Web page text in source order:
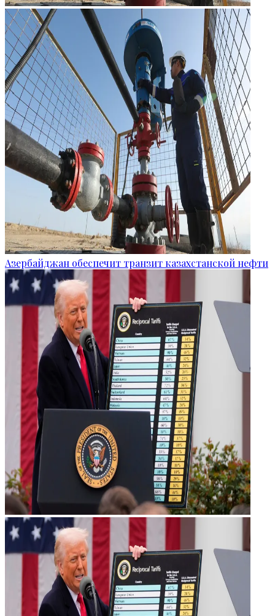
Азербайджан обеспечит транзит казахстанской нефти